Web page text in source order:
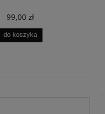
99,00 zł
do koszyka